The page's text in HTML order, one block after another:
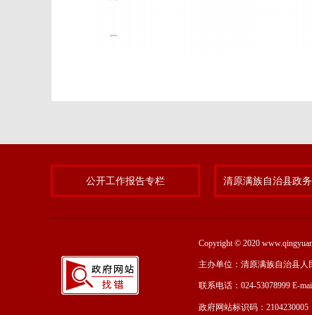
公开工作报告专栏
Copyright © 2020
主办单位：清原满族自治县人
联系电话：024-53078999 E-
政府网站标识码：